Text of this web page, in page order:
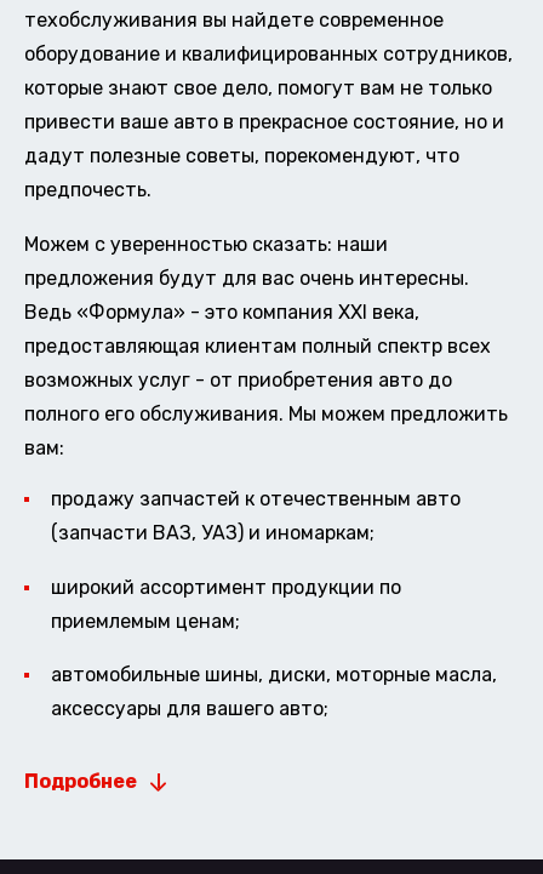
техобслуживания вы найдете современное
оборудование и квалифицированных сотрудников,
которые знают свое дело, помогут вам не только
привести ваше авто в прекрасное состояние, но и
дадут полезные советы, порекомендуют, что
предпочесть.
Можем с уверенностью сказать: наши
предложения будут для вас очень интересны.
Ведь «Формула» - это компания XXI века,
предоставляющая клиентам полный спектр всех
возможных услуг - от приобретения авто до
полного его обслуживания. Мы можем предложить
вам:
продажу запчастей к отечественным авто
(запчасти ВАЗ, УАЗ) и иномаркам;
широкий ассортимент продукции по
приемлемым ценам;
автомобильные шины, диски, моторные масла,
аксессуары для вашего авто;
Подробнее